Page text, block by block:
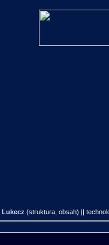
Lukecz (struktura, obsah) ||